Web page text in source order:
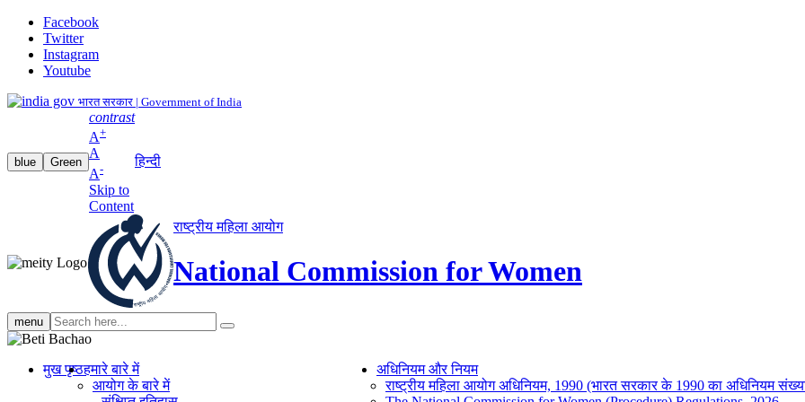
Facebook
Twitter
Instagram
Youtube
भारत सरकार | Government of India
blue Green
contrast
A+
A
A-
Skip to
Content
हिन्दी
राष्ट्रीय महिला आयोग
National Commission for Women
menu Search
search
मुख पृष्ठहमारे बारे में
आयोग के बारे में
अधिनियम और नियम
राष्ट्रीय महिला आयोग अधिनियम, 1990 (भारत सरकार के 1990 का अधिनियम